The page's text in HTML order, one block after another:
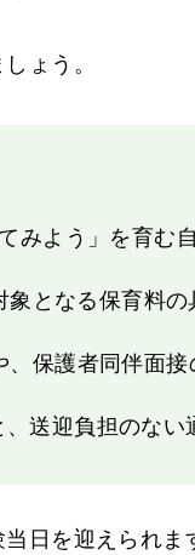
ょう。
みよう」を育む
となる保育料の
保護者同伴面接
送迎負担のない
日を迎えられま